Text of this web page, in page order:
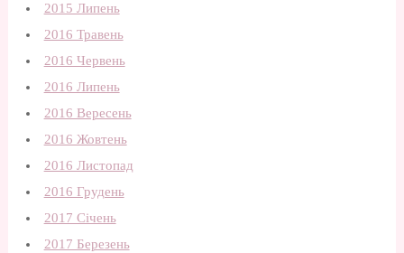
2015 Липень
2016 Травень
2016 Червень
2016 Липень
2016 Вересень
2016 Жовтень
2016 Листопад
2016 Грудень
2017 Січень
2017 Березень